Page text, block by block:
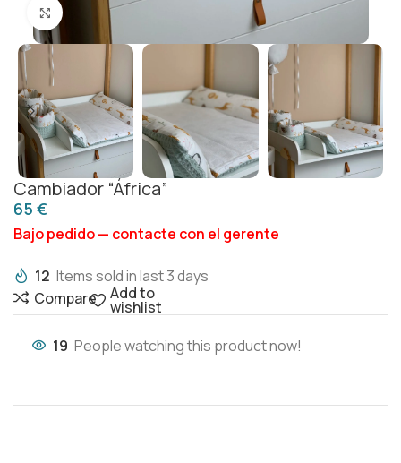
Click to enlarge
Cambiador “África”
€
Bajo pedido — contacte con el gerente
12 Items sold in last 3 days
Compare
Add to
wishlist
19 People watching this product now!